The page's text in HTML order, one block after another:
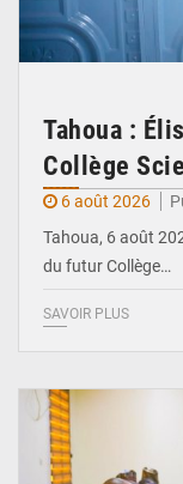
Tahoua :
Collège
6 août 2026
Tahoua, 6 août
du futur Collège…
SAVOIR PLUS